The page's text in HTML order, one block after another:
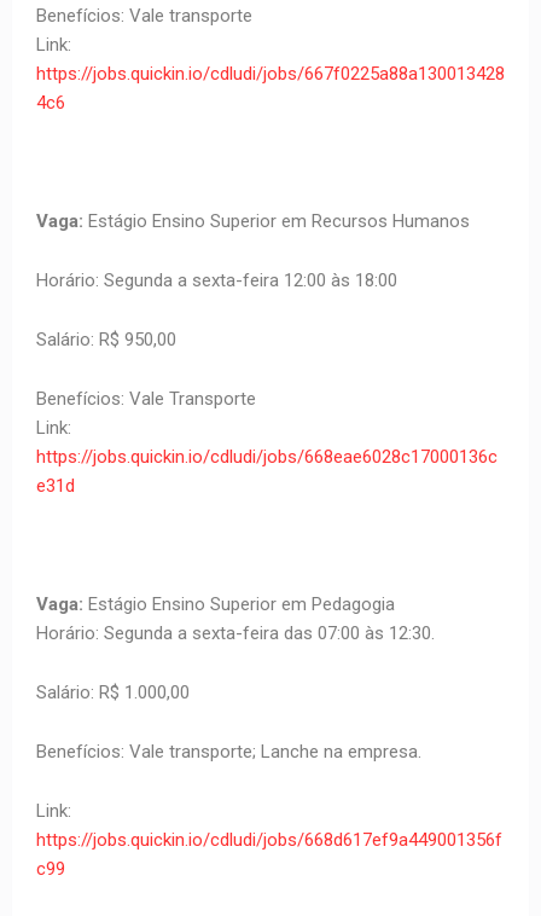
Benefícios: Vale transporte
Link:
https://jobs.quickin.io/cdludi/jobs/667f0225a88a130013428
4c6
Vaga: Estágio Ensino Superior em Recursos Humanos
Horário: Segunda a sexta-feira 12:00 às 18:00
Salário: R$ 950,00
Benefícios: Vale Transporte
Link:
https://jobs.quickin.io/cdludi/jobs/668eae6028c17000136c
e31d
Vaga: Estágio Ensino Superior em Pedagogia
Horário: Segunda a sexta-feira das 07:00 às 12:30.
Salário: R$ 1.000,00
Benefícios: Vale transporte; Lanche na empresa.
Link:
https://jobs.quickin.io/cdludi/jobs/668d617ef9a449001356f
c99